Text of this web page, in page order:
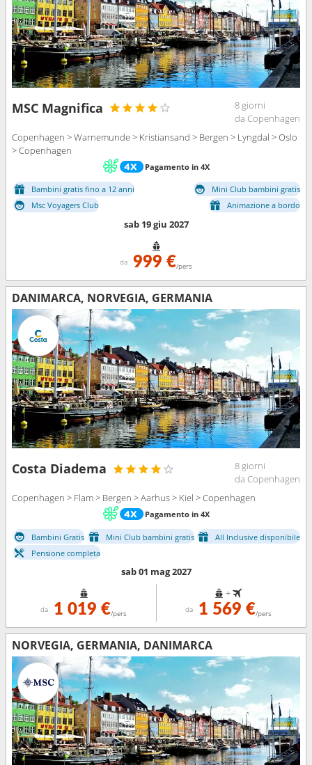
MSC Magnifica
8 giorni
da Copenhagen
Copenhagen > Warnemunde > Kristiansand > Bergen > Lyngdal > Oslo
> Copenhagen
Pagamento in 4X
Bambini gratis fino a 12 anni
Mini Club bambini gratis
Msc Voyagers Club
Animazione a bordo
sab 19 giu 2027
da 999 €/pers
DANIMARCA, NORVEGIA, GERMANIA
Costa Diadema
8 giorni
da Copenhagen
Copenhagen > Flam > Bergen > Aarhus > Kiel > Copenhagen
Pagamento in 4X
Bambini Gratis Mini Club bambini gratis
All Inclusive disponibile
Pensione completa
sab 01 mag 2027
da 1 019 €/pers
+
da 1 569 €/pers
NORVEGIA, GERMANIA, DANIMARCA